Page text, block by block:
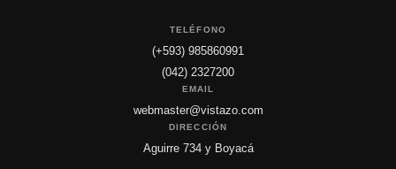
TELÉFONO
(+593) 985860991
(042) 2327200
EMAIL
webmaster@vistazo.com
DIRECCIÓN
Aguirre 734 y Boyacá